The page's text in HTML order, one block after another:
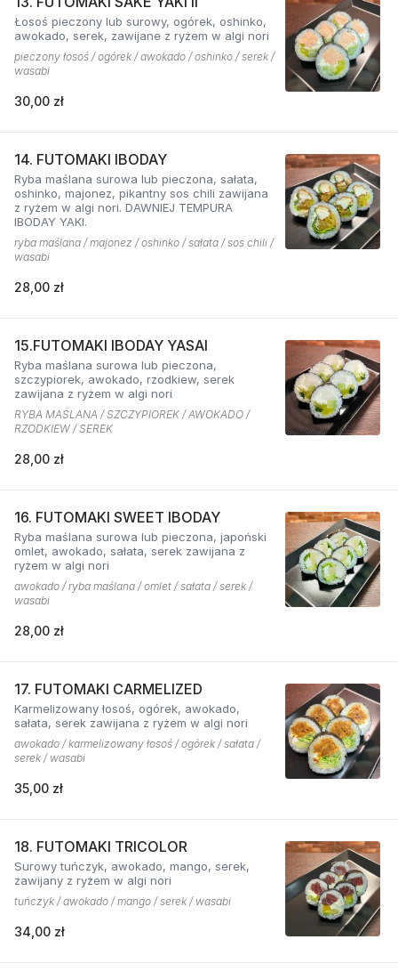
Łosoś pieczony lub surowy, ogórek, oshinko,
awokado, serek, zawijane z ryżem w algi nori
pieczony łosoś / ogórek / awokado / oshinko / serek /
wasabi
30,00 zł
14. FUTOMAKI IBODAY
Ryba maślana surowa lub pieczona, sałata,
oshinko, majonez, pikantny sos chili zawijana
z ryżem w algi nori. DAWNIEJ TEMPURA
IBODAY YAKI.
ryba maślana / majonez / oshinko / sałata / sos chili /
wasabi
28,00 zł
15.FUTOMAKI IBODAY YASAI
Ryba maślana surowa lub pieczona,
szczypiorek, awokado, rzodkiew, serek
zawijana z ryżem w algi nori
RYBA MAŚLANA / SZCZYPIOREK / AWOKADO /
RZODKIEW / SEREK
28,00 zł
16. FUTOMAKI SWEET IBODAY
Ryba maślana surowa lub pieczona, japoński
omlet, awokado, sałata, serek zawijana z
ryżem w algi nori
awokado / ryba maślana / omlet / sałata / serek /
wasabi
28,00 zł
17. FUTOMAKI CARMELIZED
Karmelizowany łosoś, ogórek, awokado,
sałata, serek zawijana z ryżem w algi nori
awokado / karmelizowany łosoś / ogórek / sałata /
serek / wasabi
35,00 zł
18. FUTOMAKI TRICOLOR
Surowy tuńczyk, awokado, mango, serek,
zawijany z ryżem w algi nori
tuńczyk / awokado / mango / serek / wasabi
34,00 zł